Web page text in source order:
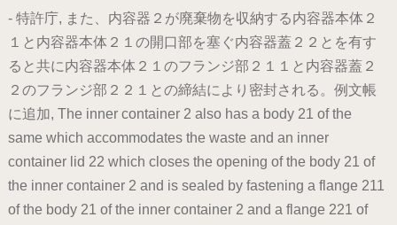
- 特許庁, また、内容器２が廃棄物を収納する内容器本体２
１と内容器本体２１の開口部を塞ぐ内容器蓋２２とを有す
ると共に内容器本体２１のフランジ部２１１と内容器蓋２
２のフランジ部２２１との締結により密封される。例文帳
に追加, The inner container 2 also has a body 21 of the
same which accommodates the waste and an inner
container lid 22 which closes the opening of the body 21 of
the inner container 2 and is sealed by fastening a flange 211
of the body 21 of the inner container 2 and a flange 221 of